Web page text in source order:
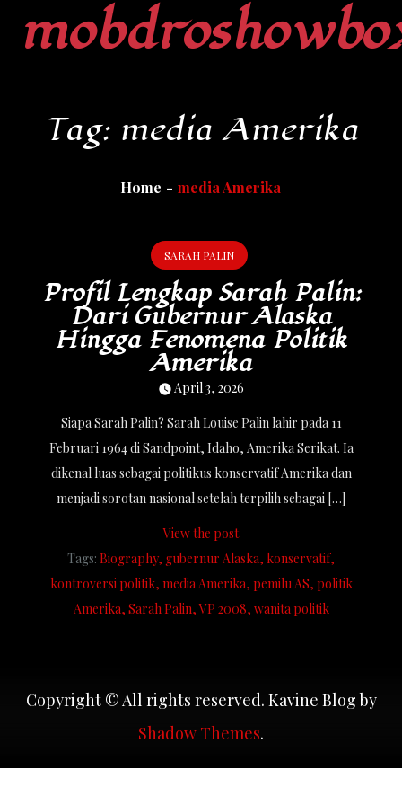
Tag: media Amerika
Home media Amerika
SARAH PALIN
Profil Lengkap Sarah Palin:
Dari Gubernur Alaska
Hingga Fenomena Politik
Amerika
April 3, 2026
Siapa Sarah Palin? Sarah Louise Palin lahir pada 11
Februari 1964 di Sandpoint, Idaho, Amerika Serikat. Ia
dikenal luas sebagai politikus konservatif Amerika dan
menjadi sorotan nasional setelah terpilih sebagai […]
View the post
Tags: Biography gubernur Alaska konservatif
kontroversi politik media Amerika pemilu AS politik
Amerika Sarah Palin VP 2008 wanita politik
Copyright © All rights reserved. Kavine Blog by
Shadow Themes.